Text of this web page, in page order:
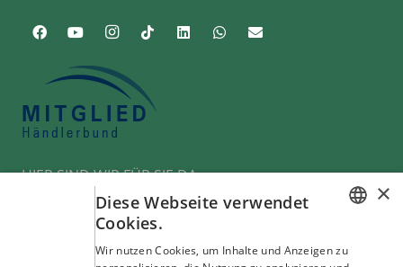
HIER SIND WIR FÜR SIE DA
×
Diese Webseite verwendet
Cookies.
Wir nutzen Cookies, um Inhalte und Anzeigen zu